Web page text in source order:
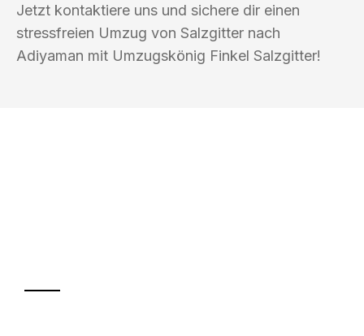
Jetzt kontaktiere uns und sichere dir einen
stressfreien Umzug von Salzgitter nach
Adiyaman mit Umzugskönig Finkel Salzgitter!